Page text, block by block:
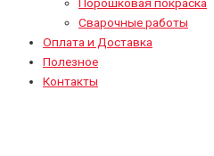
Сварочные работы
Оплата и Доставка
Полезное
Контакты